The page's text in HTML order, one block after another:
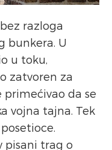
razloga
bunkera. U
u toku,
zatvoren za
primećivao da se
vojna tajna. Tek
pisani trag o